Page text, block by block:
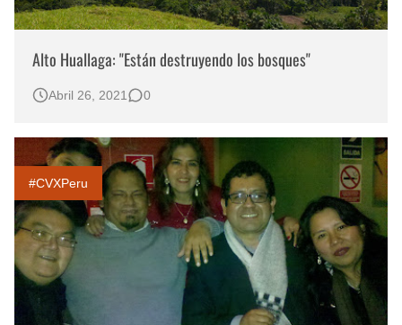
Alto Huallaga: "Están destruyendo los bosques"
Abril 26, 2021 0
#CVXPeru